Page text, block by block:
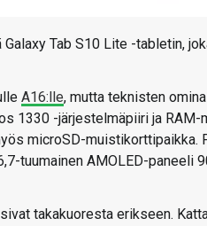
Tab S10 Lite -tabletin,
A16:lle, mutta teknisten
1330 -järjestelmäpiiri ja RAM-
microSD-muistikorttipaikka.
tuumainen AMOLED-paneeli
takakuoresta erikseen.